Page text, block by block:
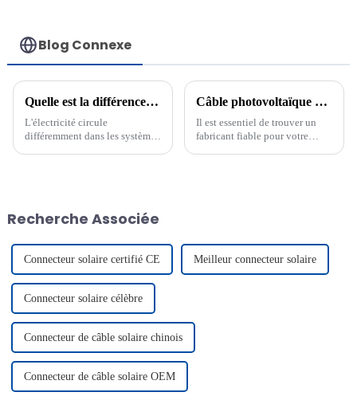
Blog Connexe
Quelle est la différence entre le courant alternatif et le courant continu solaire ?
L'électricité circule
différemment dans les systèmes
du CC, mais la plupart des
Câble photovoltaïque 6 mm² H1Z2Z2-K EN50618, fabricant
Il est essentiel de trouver un
fabricant fiable pour votre
Recherche Associée
Connecteur solaire certifié CE Meilleur connecteur solaire
Connecteur solaire célèbre
Connecteur de câble solaire chinois
Connecteur de câble solaire OEM